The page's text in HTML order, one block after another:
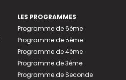
LES PROGRAMMES
Programme de 6ème
Programme de 5ème
Programme de 4ème
Programme de 3ème
Programme de Seconde